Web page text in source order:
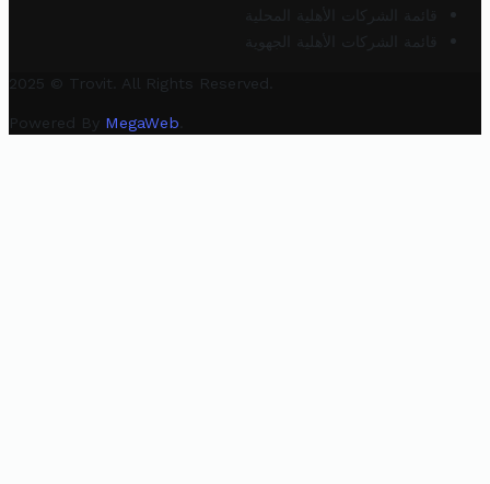
قائمة الشركات الأهلية المحلية
قائمة الشركات الأهلية الجهوية
2025 © Trovit. All Rights Reserved.
Powered By MegaWeb